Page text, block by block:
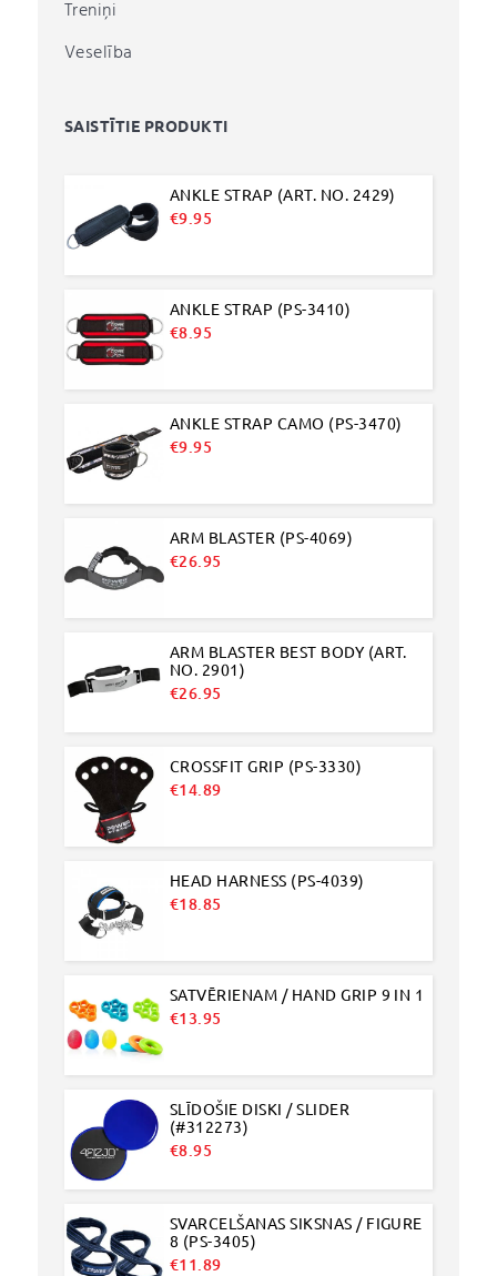
Treniņi
Veselība
SAISTĪTIE PRODUKTI
ANKLE STRAP (ART. NO. 2429)
€9.95
ANKLE STRAP (PS-3410)
€8.95
ANKLE STRAP CAMO (PS-3470)
€9.95
ARM BLASTER (PS-4069)
€26.95
ARM BLASTER BEST BODY (ART.
NO. 2901)
€26.95
CROSSFIT GRIP (PS-3330)
€14.89
HEAD HARNESS (PS-4039)
€18.85
SATVĒRIENAM / HAND GRIP 9 IN 1
€13.95
SLĪDOŠIE DISKI / SLIDER
(#312273)
€8.95
SVARCELŠANAS SIKSNAS / FIGURE
8 (PS-3405)
€11.89